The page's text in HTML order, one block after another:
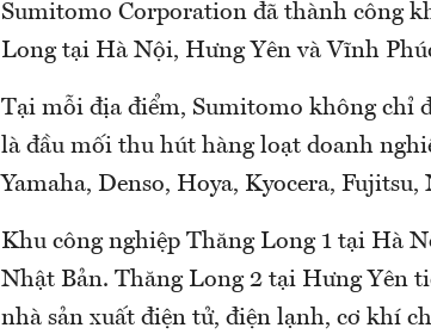
Sumitomo Corporation đã thành công
Long tại Hà Nội, Hưng Yên và Vĩnh
Tại mỗi địa điểm, Sumitomo không chỉ
là đầu mối thu hút hàng loạt doanh
Yamaha, Denso, Hoya, Kyocera,
Khu công nghiệp Thăng Long 1 tại Hà
Nhật Bản. Thăng Long 2 tại Hưng Yên
nhà sản xuất điện tử, điện lạnh, cơ khí